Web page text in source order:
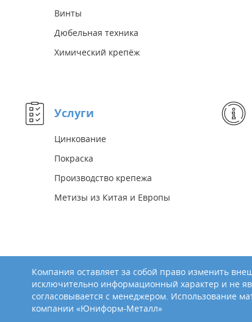
Винты
Дюбельная техника
Химический крепёж
Услуги
Цинкование
Покраска
Производство крепежа
Метизы из Китая и Европы
Компания оставляет за собой право изменить
исключительно информационный характер и не
согласовывается с менеджером. Использование
компании «Юниформ-Металл»